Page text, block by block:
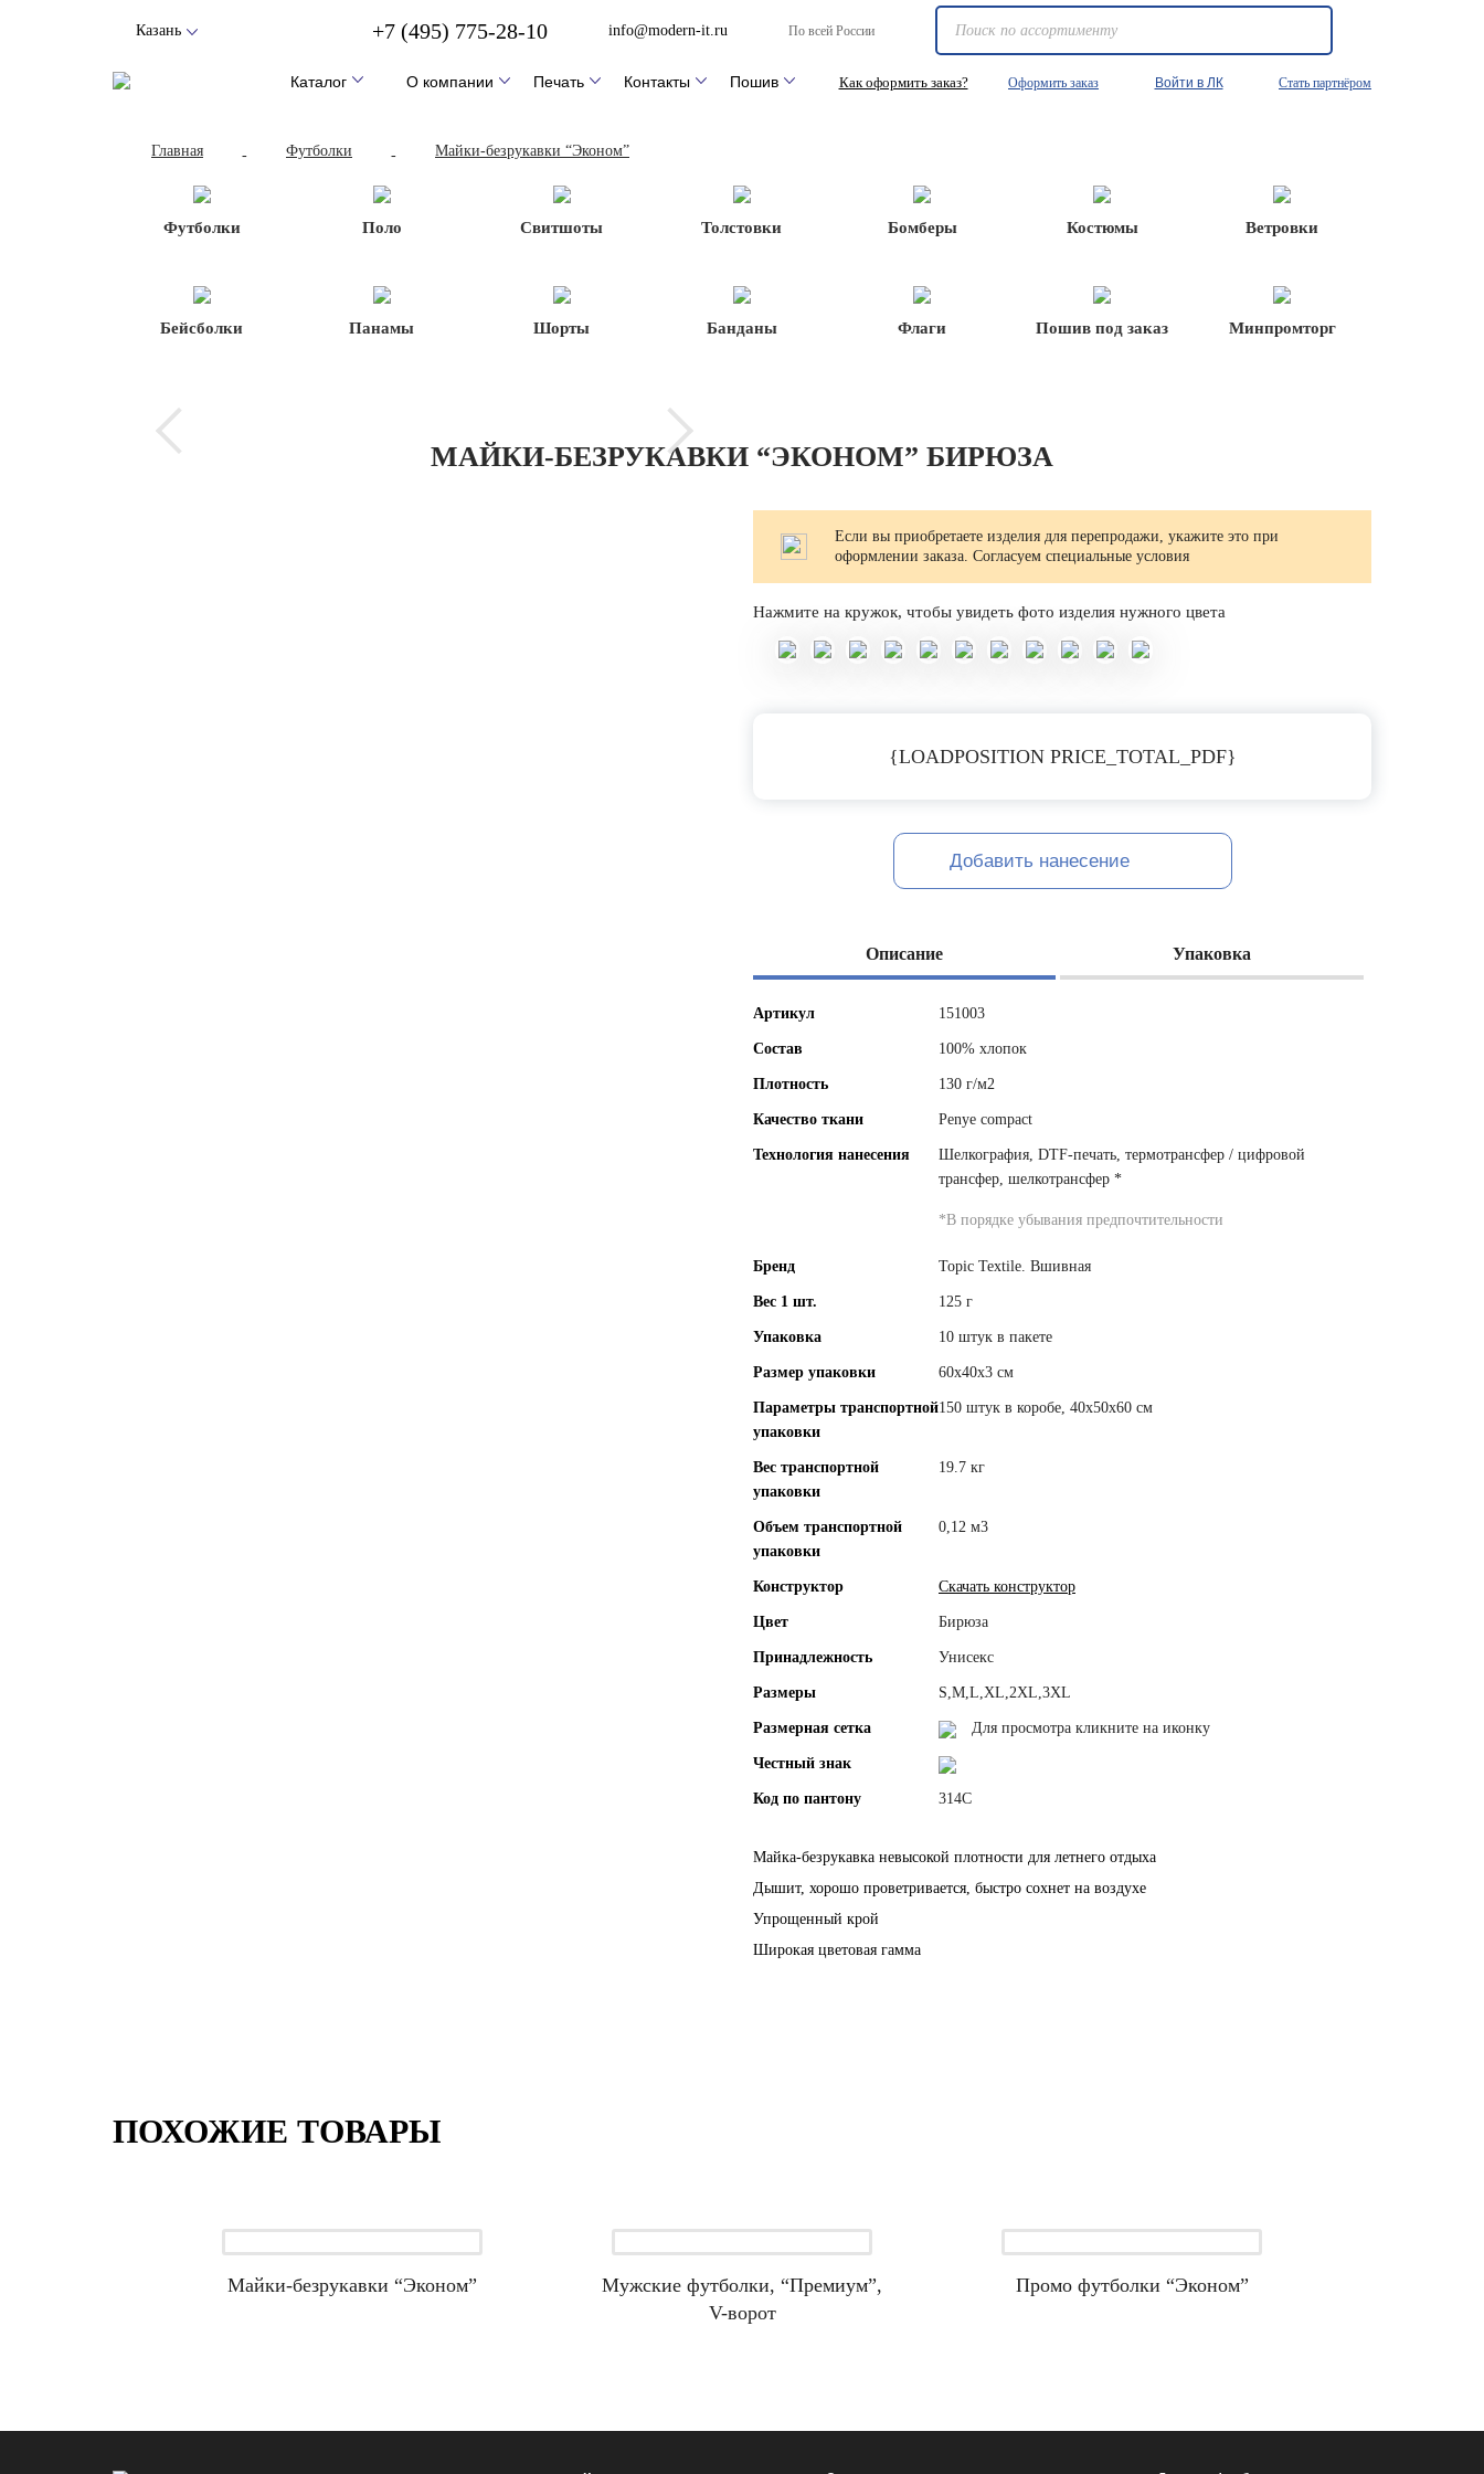
Казань +7 (495) 775-28-10 info@modern-it.ru По всей России
Каталог О компании Печать Контакты Пошив Как оформить заказ? Оформить заказ Войти в ЛК Стать партнёром
Главная - Футболки - Майки-безрукавки “Эконом”
Футболки Поло Свитшоты Толстовки Бомберы Костюмы Ветровки
Бейсболки Панамы Шорты Банданы Флаги Пошив под заказ Минпромторг
МАЙКИ-БЕЗРУКАВКИ “ЭКОНОМ” БИРЮЗА
Если вы приобретаете изделия для перепродажи, укажите это при
оформлении заказа. Согласуем специальные условия
Нажмите на кружок, чтобы увидеть фото изделия нужного цвета
{LOADPOSITION PRICE_TOTAL_PDF}
Добавить нанесение
Описание Упаковка
Артикул 151003
Состав 100% хлопок
Плотность 130 г/м2
Качество ткани Penye compact
Технология нанесения
Шелкография, DTF-печать, термотрансфер / цифровой
трансфер, шелкотрансфер *
*В порядке убывания предпочтительности
Бренд Topic Textile. Вшивная
Вес 1 шт. 125 г
Упаковка 10 штук в пакете
Размер упаковки 60x40x3 см
Параметры транспортной
упаковки
150 штук в коробе, 40x50x60 см
Вес транспортной
упаковки
19.7 кг
Объем транспортной
упаковки
0,12 м3
Конструктор Скачать конструктор
Цвет Бирюза
Принадлежность Унисекс
Размеры S,M,L,XL,2XL,3XL
Размерная сетка Для просмотра кликните на иконку
Честный знак
Код по пантону 314C
Майка-безрукавка невысокой плотности для летнего отдыха
Дышит, хорошо проветривается, быcтро сохнет на воздухе
Упрощенный крой
Широкая цветовая гамма
ПОХОЖИЕ ТОВАРЫ
Майки-безрукавки “Эконом”
Мужские футболки, “Премиум”,
V-ворот
Промо футболки “Эконом”